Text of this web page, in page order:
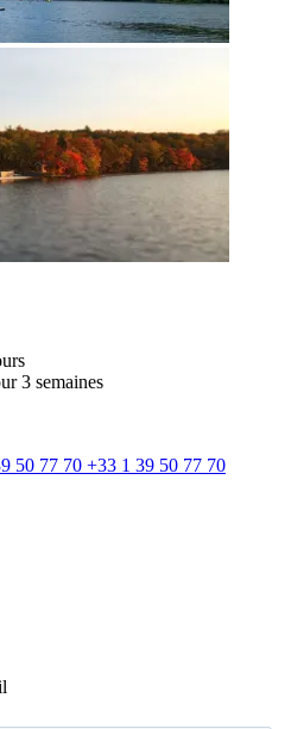
3 semaines
+33 1 39 50 77 70